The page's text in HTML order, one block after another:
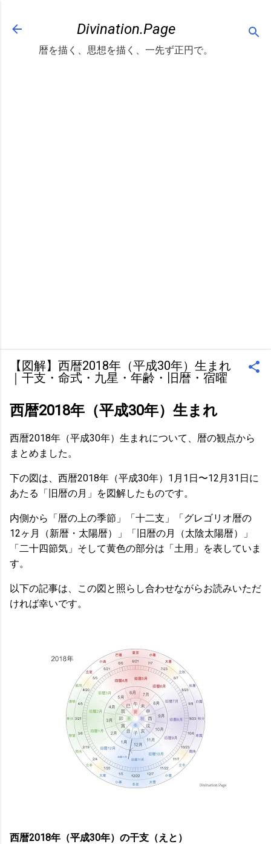
Divination.Page
暦を描く、思想を描く、一先ず正円で。
【図解】西暦2018年（平成30年）生まれ
｜干支・命式・九星・年齢・旧暦・宿曜
西暦2018年（平成30年）生まれ
西暦2018年（平成30年）生まれについて、暦の観点から
まとめました。
下の図は、西暦2018年（平成30年）1月1日〜12月31日に
あたる「旧暦の月」を図解したものです。
内側から「暦の上の季節」「十二支」「グレゴリオ暦の
12ヶ月（新暦・太陽暦）」「旧暦の月（太陰太陽暦）」
「二十四節気」そして黄色の部分は「土用」を表していま
す。
以下の記事は、この図と照らし合わせながらお読みいただ
ければ幸いです。
西暦2018年（平成30年）の干支（えと）